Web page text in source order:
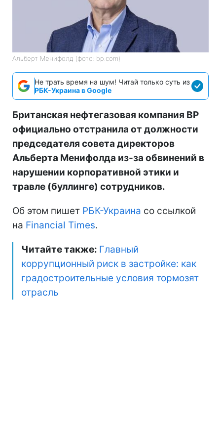
Альберт Менифолд (фото: bp.com)
Не трать время на шум! Читай только суть из
РБК-Украина в Google
Британская нефтегазовая компания BP
официально отстранила от должности
председателя совета директоров
Альберта Менифолда из-за обвинений в
нарушении корпоративной этики и
травле (буллинге) сотрудников.
Об этом пишет РБК-Украина со ссылкой
на Financial Times.
Читайте также: Главный
коррупционный риск в застройке: как
градостроительные условия тормозят
отрасль